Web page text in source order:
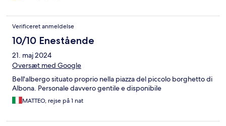
Verificeret anmeldelse
10/10 Enestående
21. maj 2024
Oversæt med Google
Bell'albergo situato proprio nella piazza del piccolo borghetto di
Albona. Personale davvero gentile e disponibile
MATTEO, rejse på 1 nat